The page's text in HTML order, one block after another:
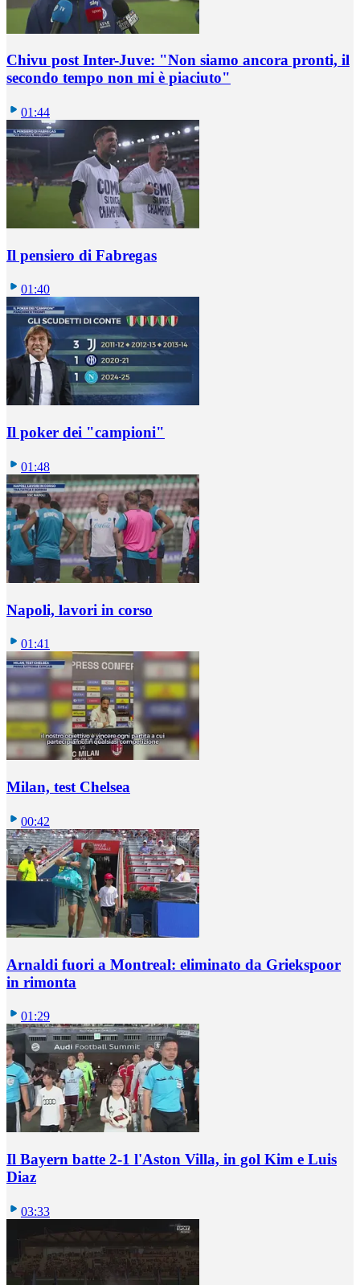
Chivu post Inter-Juve: "Non siamo ancora pronti, il
secondo tempo non mi è piaciuto"
01:44
Il pensiero di Fabregas
01:40
Il poker dei "campioni"
01:48
Napoli, lavori in corso
01:41
Milan, test Chelsea
00:42
Arnaldi fuori a Montreal: eliminato da Griekspoor
in rimonta
01:29
Il Bayern batte 2-1 l'Aston Villa, in gol Kim e Luis
Diaz
03:33